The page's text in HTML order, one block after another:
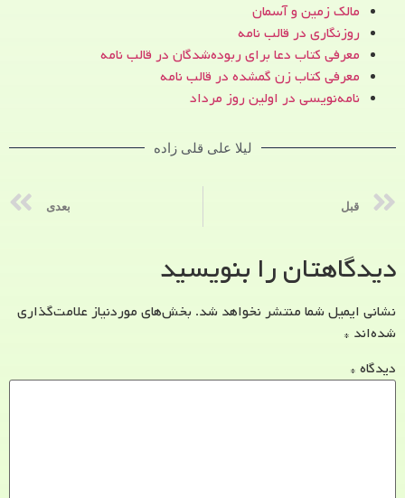
مالک زمین و آسمان
روزنگاری در قالب نامه
معرفی کتاب دعا برای ربوده‌شدگان در قالب نامه
معرفی کتاب زن‌ گمشده در قالب نامه
نامه‌نویسی در اولین روز مرداد
لیلا علی قلی زاده
قبل بعدی
دیدگاهتان را بنویسید
نشانی ایمیل شما منتشر نخواهد شد. بخش‌های موردنیاز علامت‌گذاری
شده‌اند *
دیدگاه *